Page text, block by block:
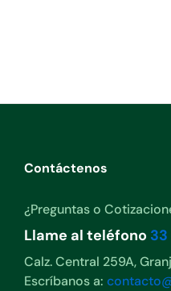
Contáctenos
¿Preguntas o
Llame al teléfono 33
Calz. Central 259A,
Escríbanos a: